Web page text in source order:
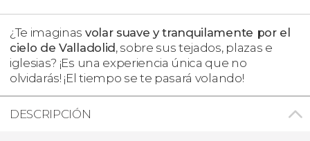
¿Te imaginas volar suave y tranquilamente por el
cielo de Valladolid, sobre sus tejados, plazas e
iglesias? ¡Es una experiencia única que no
olvidarás! ¡El tiempo se te pasará volando!
DESCRIPCIÓN